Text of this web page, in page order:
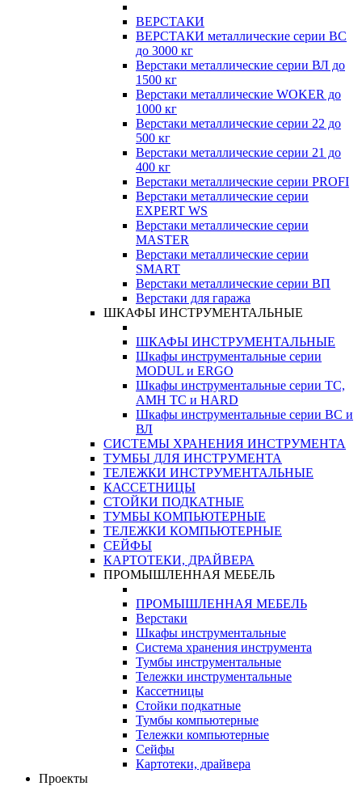
ВЕРСТАКИ
ВЕРСТАКИ металлические серии ВС
до 3000 кг
Верстаки металлические серии ВЛ до
1500 кг
Верстаки металлические WOKER до
1000 кг
Верстаки металлические серии 22 до
500 кг
Верстаки металлические серии 21 до
400 кг
Верстаки металлические серии PROFI
Верстаки металлические серии
EXPERT WS
Верстаки металлические серии
MASTER
Верстаки металлические серии
SMART
Верстаки металлические серии ВП
Верстаки для гаража
ШКАФЫ ИНСТРУМЕНТАЛЬНЫЕ
ШКАФЫ ИНСТРУМЕНТАЛЬНЫЕ
Шкафы инструментальные серии
MODUL и ERGO
Шкафы инструментальные серии ТС,
АМН ТС и HARD
Шкафы инструментальные серии ВС и
ВЛ
СИСТЕМЫ ХРАНЕНИЯ ИНСТРУМЕНТА
ТУМБЫ ДЛЯ ИНСТРУМЕНТА
ТЕЛЕЖКИ ИНСТРУМЕНТАЛЬНЫЕ
КАССЕТНИЦЫ
СТОЙКИ ПОДКАТНЫЕ
ТУМБЫ КОМПЬЮТЕРНЫЕ
ТЕЛЕЖКИ КОМПЬЮТЕРНЫЕ
СЕЙФЫ
КАРТОТЕКИ, ДРАЙВЕРА
ПРОМЫШЛЕННАЯ МЕБЕЛЬ
ПРОМЫШЛЕННАЯ МЕБЕЛЬ
Верстаки
Шкафы инструментальные
Система хранения инструмента
Тумбы инструментальные
Тележки инструментальные
Кассетницы
Стойки подкатные
Тумбы компьютерные
Тележки компьютерные
Сейфы
Картотеки, драйвера
Проекты